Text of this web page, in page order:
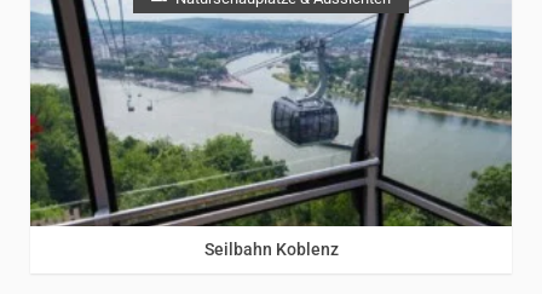
Mosel/Rheintal/Rhein
Seilbahn Koblenz